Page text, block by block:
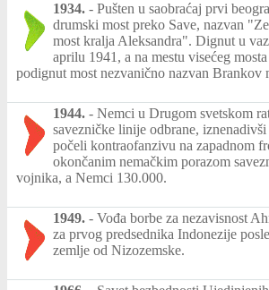
1934. - Pušten u saobraćaj prvi
drumski most preko Save, nazvan
most kralja Aleksandra". Dignut u
aprilu 1941, a na mestu visećeg
podignut most nezvanično nazvan Brankov
1944. - Nemci u Drugom svetskom
savezničke linije odbrane, iznenadivši
počeli kontraofanzivu na zapadnom
okončanim nemačkim porazom
vojnika, a Nemci 130.000.
1949. - Vođa borbe za nezavisnost
za prvog predsednika Indonezije
zemlje od Nizozemske.